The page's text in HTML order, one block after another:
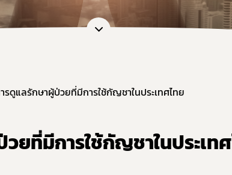
การอนุญาตทะเบียนตำรับ / โฆษณ
หลักเกณฑ์และเงื่อนไขการตรวจปร
แนวทางการขึ้นทะเบียน / หนังสือรั
การทำลายวัตถุเสพติดที่ใช้ในทางก
กฎ
กฎ
รดูแลรักษาผู้ป่วยที่มีการใช้กัญชาในประเทศไทย
ยที่มีการใช้กัญชาในประเท